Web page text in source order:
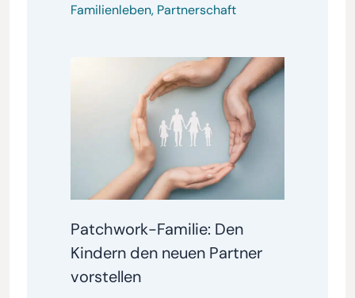
Familienleben, Partnerschaft
Patchwork-Familie: Den
Kindern den neuen Partner
vorstellen